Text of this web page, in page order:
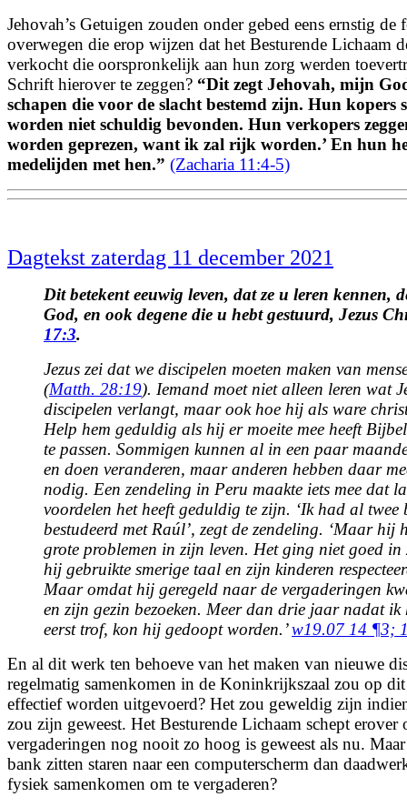
Jehovah’s Getuigen zouden onder gebed eens ernstig de
overwegen die erop wijzen dat het Besturende Lichaam
verkocht die oorspronkelijk aan hun zorg werden
Schrift hierover te zeggen? “Dit zegt Jehovah, mijn
schapen die voor de slacht bestemd zijn. Hun kopers
worden niet schuldig bevonden. Hun verkopers
worden geprezen, want ik zal rijk worden.’ En hun
medelijden met hen.” (Zacharia 11:4-5)
Dagtekst zaterdag 11 december 2021
Dit betekent eeuwig leven, dat ze u leren kennen,
God, en ook degene die u hebt gestuurd, Jezus
17:3.
Jezus zei dat we discipelen moeten maken van
(Matth. 28:19). Iemand moet niet alleen leren wat
discipelen verlangt, maar ook hoe hij als ware
Help hem geduldig als hij er moeite mee heeft
te passen. Sommigen kunnen al in een paar
en doen veranderen, maar anderen hebben daar
nodig. Een zendeling in Peru maakte iets mee dat
voordelen het heeft geduldig te zijn. ‘Ik had al twee
bestudeerd met Raúl’, zegt de zendeling. ‘Maar hij
grote problemen in zijn leven. Het ging niet goed
hij gebruikte smerige taal en zijn kinderen
Maar omdat hij geregeld naar de vergaderingen
en zijn gezin bezoeken. Meer dan drie jaar nadat ik
eerst trof, kon hij gedoopt worden.’w19.07 14 ¶3;
En al dit werk ten behoeve van het maken van nieuwe
regelmatig samenkomen in de Koninkrijkszaal zou op
effectief worden uitgevoerd? Het zou geweldig zijn
zou zijn geweest. Het Besturende Lichaam schept
vergaderingen nog nooit zo hoog is geweest als nu.
bank zitten staren naar een computerscherm dan
fysiek samenkomen om te vergaderen?